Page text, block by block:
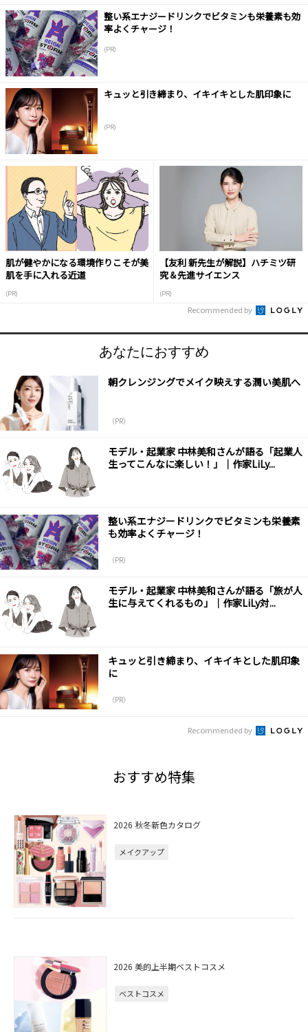
整い系エナジードリンクでビタミンも栄養素も効
率よくチャージ！
(PR)
キュッと引き締まり、イキイキとした肌印象に
(PR)
肌が健やかになる環境作りこそが美
肌を手に入れる近道
(PR)
【友利 新先生が解説】ハチミツ研
究＆先進サイエンス
(PR)
Recommended by
あなたにおすすめ
朝クレンジングでメイク映えする潤い美肌へ
（PR）
モデル・起業家 中林美和さんが語る「起業人
生ってこんなに楽しい！」｜作家LiLy...
整い系エナジードリンクでビタミンも栄養素
も効率よくチャージ！
（PR）
モデル・起業家 中林美和さんが語る「旅が人
生に与えてくれるもの」｜作家LiLy対...
キュッと引き締まり、イキイキとした肌印象
に
（PR）
Recommended by
おすすめ特集
2026 秋冬新色カタログ
メイクアップ
2026 美的上半期ベストコスメ
ベストコスメ